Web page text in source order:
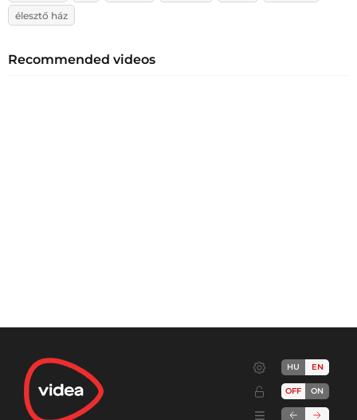
élesztő ház
Recommended videos
HU EN
OFF ON